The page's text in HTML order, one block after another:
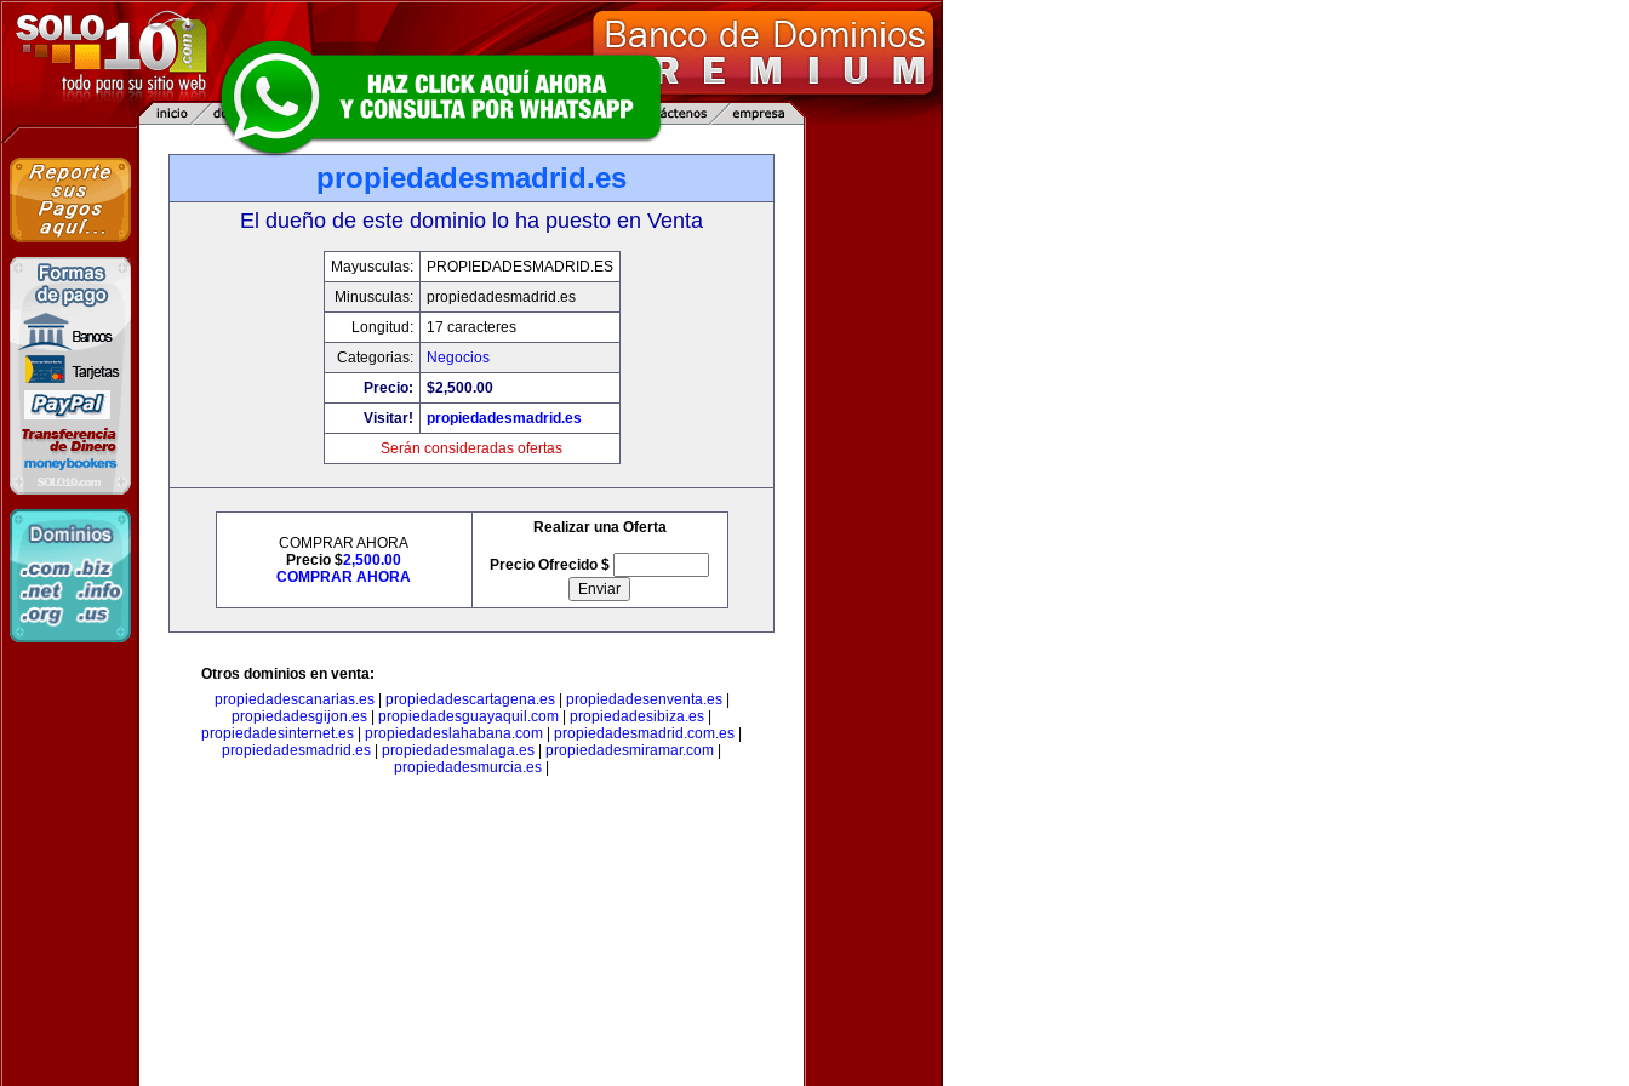
propiedadesmadrid.es
El dueño de este dominio lo ha puesto en Venta
Mayusculas:
PROPIEDADESMADRID.ES
Minusculas:
propiedadesmadrid.es
Longitud:
17 caracteres
Categorias:
Negocios
Precio:
$2,500.00
Visitar!
propiedadesmadrid.es
Serán consideradas ofertas
COMPRAR AHORA
Precio $2,500.00
COMPRAR AHORA
Realizar una Oferta
Precio Ofrecido $
Otros dominios en venta:
propiedadescanarias.es| propiedadescartagena.es| propiedadesenventa.es|
propiedadesgijon.es
propiedadesguayaquil.com propiedadesibiza.es
propiedadesinternet.es
propiedadeslahabana.com propiedadesmadrid.com.es
propiedadesmadrid.es
propiedadesmalaga.es propiedadesmiramar.com
propiedadesmurcia.es